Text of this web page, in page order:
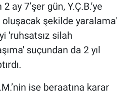
ay 7’şer gün, Y.Ç.B.’ye
oluşacak şekilde yaralama'
'ruhsatsız silah
suçundan da 2 yıl
ise beraatına karar